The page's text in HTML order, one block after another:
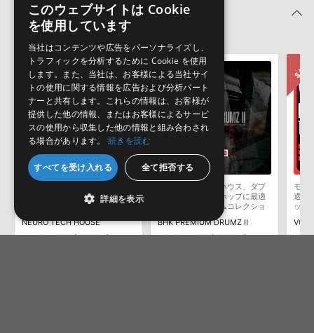
★1
4GBを超えるデータに関するご注意：FAT32でフォーマットされた
HDDには、1ファイル4GBを超えるデータを格納することができま
せん。データ容量が4GBを超えるダウンロード製品をご購入いただ
きます際には、NTFSやHFS＋でフォーマットされたHDDをご用意
いただく必要がございます。
製品の購入手続き完了後、受注確認メールとシリアルナンバーをお
知らせするメールの2通が送信されます。メールに記載されており
ます説明に沿って、製品のダウンロード／導入を行って下さい。
サンプルパック製品には、原則として日本語版操作マニュアルをご
用意しておりません。ご購入後のご不明点や詳細に関するお問い合
わせなどはテクニカルサポート までご連絡ください。
デモソングは、製品収録サウンドを使ってできることを紹介するた
めのデモンストレーション用の楽曲です。原則として、デモソング
そのものをお使いいただくことはできません。また、デモソングを
構成する全てのサウンドが、サンプルパックに含まれていることを
トが最大60%OFF！サマーセール！
Black Octopus 製品一覧
この製品の購入者の関心が高い製品
クに適した太くインパクトに満
ちたなサウンドを収録
NEURO TECH HOUSE
¥4,752 ¥1,900(60%OFF)
ドラムンベース、ハウス、ダブ
ステップ、ヒップホップに最適
なユニークなドラムコレクショ
BHK PREMIUM DRUMZ II
¥8,525 ¥5,967(30%OFF)
モダ
適し
ック
ENGLISH
このウェブサイトは Cookie
を使用しています
当社はコンテンツや広告をパーソナライズし、
トラフィックを分析するために Cookie を使用
します。また、当社は、お客様による当社サイ
トの使用に関する情報を広告および分析パート
ナーと共有します。これらの情報は、お客様が
提供した他の情報、またはお客様によるサービ
スの使用から収集した他の情報と組み合わされ
る場合があります。
続きを読む
すべてを受け入れる 全て拒否する
詳細を表示